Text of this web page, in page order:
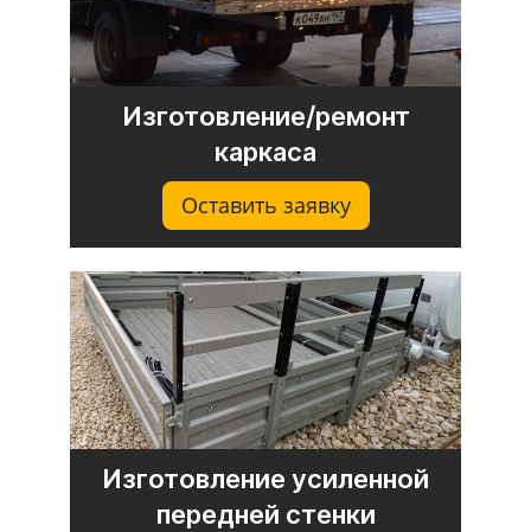
Изготовление/ремонт
каркаса
Оставить заявку
Изготовление усиленной
передней стенки